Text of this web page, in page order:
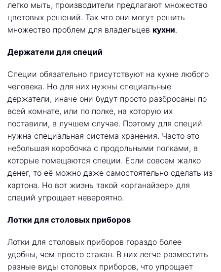
легко мыть, производители предлагают множество
цветовых решений. Так что они могут решить
множество проблем для владельцев кухни.
Держатели для специй
Специи обязательно присутствуют на кухне любого
человека. Но для них нужны специальные
держатели, иначе они будут просто разбросаны по
всей комнате, или по полке, на которую их
поставили, в лучшем случае. Поэтому для специй
нужна специальная система хранения. Часто это
небольшая коробочка с продольными полками, в
которые помещаются специи. Если совсем жалко
денег, то её можно даже самостоятельно сделать из
картона. Но вот жизнь такой «органайзер» для
специй упрощает невероятно.
Лотки для столовых приборов
Лотки для столовых приборов гораздо более
удобны, чем просто стакан. В них легче разместить
разные виды столовых приборов, что упрощает